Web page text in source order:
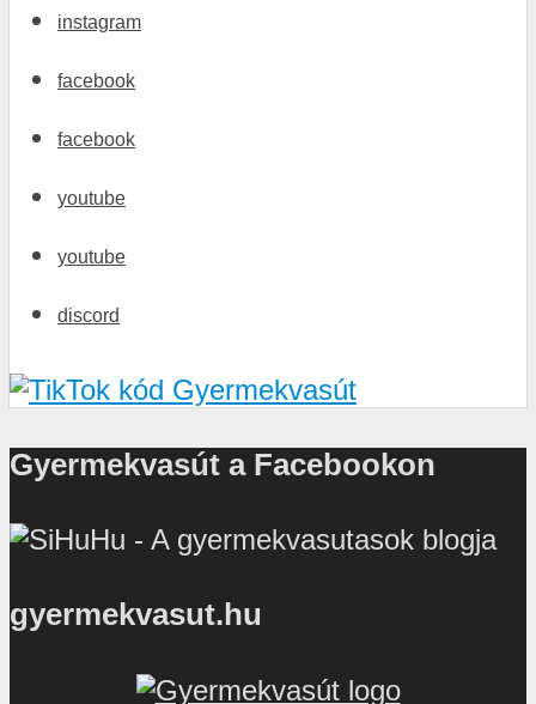
instagram
facebook
facebook
youtube
youtube
discord
Gyermekvasút a Facebookon
gyermekvasut.hu